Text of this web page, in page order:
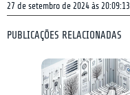
27 de setembro de 2024 às 20:09:13
PUBLICAÇÕES RELACIONADAS